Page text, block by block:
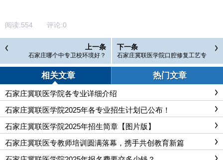
阅读:554 评论:0
上一条
石家庄哪个中专卫校环境好？
下一条
石家庄冀联医学院口腔修复工艺专
业实训室一览
相关文章 热门文章
石家庄冀联医学院各专业详细介绍
石家庄冀联医学院2025年各专业招生计划已公布！
石家庄冀联医学院2025年招生简章【图片版】
石家庄冀联医专教师培训圆满落幕，携手共创教育新篇